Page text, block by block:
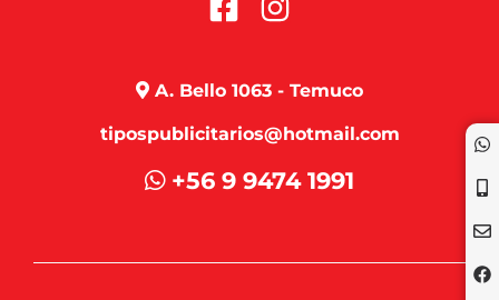
A. Bello 1063 - Temuco
tipospublicitarios@hotmail.com
+56 9 9474 1991